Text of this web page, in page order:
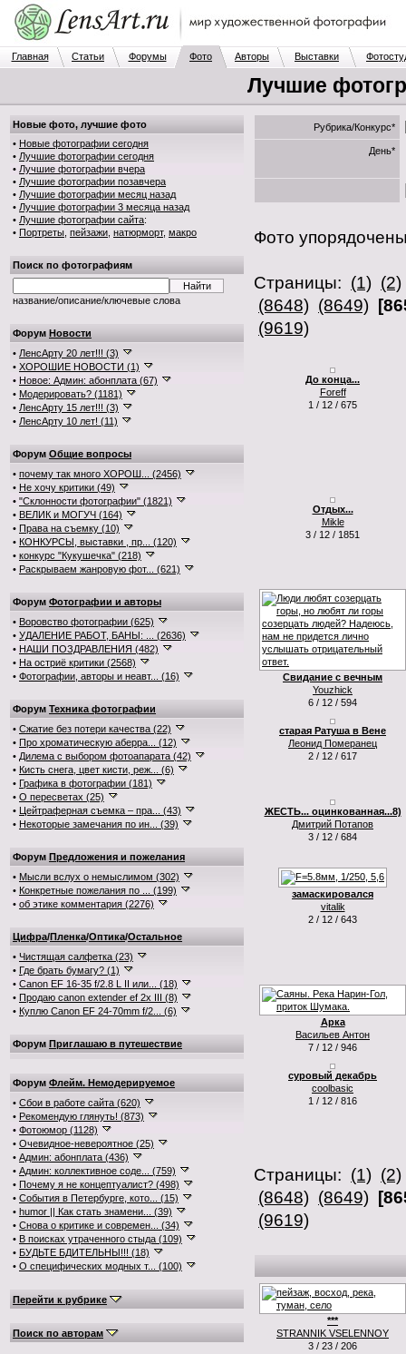
Главная Статьи Форумы Фото Авторы Выставки
Лучшие
Новые фото, лучшие фото
• Новые фотографии сегодня
• Лучшие фотографии сегодня
• Лучшие фотографии вчера
• Лучшие фотографии позавчера
• Лучшие фотографии месяц назад
• Лучшие фотографии 3 месяца назад
• Лучшие фотографии сайта:
• Портреты пейзажи натюрморт, макро
Поиск по фотографиям
название/описание/ключевые слова
Форум Новости
• ЛенсАрту 20 лет!!! (3)
• ХОРОШИЕ НОВОСТИ (1)
• Новое: Админ: абонплата (67)
• Модерировать? (1181)
• ЛенсАрту 15 лет!!! (3)
• ЛенсАрту 10 лет! (11)
Форум Общие вопросы
• почему так много ХОРОШ... (2456)
• Не хочу критики (49)
• "Склонности фотографии" (1821)
• ВЕЛИК и МОГУЧ (164)
• Права на съемку (10)
• КОНКУРСЫ, выставки , пр... (120)
• конкурс "Кукушечка" (218)
• Раскрываем жанровую фот... (621)
Форум Фотографии и авторы
• Воровство фотографии (625)
• УДАЛЕНИЕ РАБОТ, БАНЫ: ... (2636)
• НАШИ ПОЗДРАВЛЕНИЯ (482)
• На остриё критики (2568)
• Фотографии, авторы и неавт... (16)
Форум Техника фотографии
• Сжатие без потери качества (22)
• Про хроматическую аберра... (12)
• Дилема с выбором фотоапарата (42)
• Кисть снега, цвет кисти, реж... (6)
• Графика в фотографии (181)
• О пересветах (25)
• Цейтраферная съемка – пра... (43)
• Некоторые замечания по ин... (39)
Форум Предложения и пожелания
• Мысли вслух о немыслимом (302)
• Конкретные пожелания по ... (199)
• об этике комментария (2276)
Цифра/Пленка/Оптика/Остальное
• Чистящая салфетка (23)
• Где брать бумагу? (1)
• Canon EF 16-35 f/2.8 L II или... (18)
• Продаю canon extender ef 2x III (8)
• Куплю Canon EF 24-70mm f/2... (6)
Форум Приглашаю в путешествие
Форум Флейм. Немодерируемое
• Сбои в работе сайта (620)
• Рекомендую глянуть! (873)
• Фотоюмор (1128)
• Очевидное-невероятное (25)
• Админ: абонплата (436)
• Админ: коллективное соде... (759)
• Почему я не концептуалист? (498)
• События в Петербурге, кото... (15)
• humor || Как стать знамени... (39)
• Снова о критике и современ... (34)
• В поисках утраченного стыда (109)
• БУДЬТЕ БДИТЕЛЬНЫ!!! (18)
• О специфических модных т... (100)
Перейти к рубрике
Поиск по авторам
Рубрика/Конкурс*
День*
Фото
Страницы: (1) (2)
(8648) (8649)
(9619)
До конца...
Foreff
1 / 12 / 675
Отдых...
Mikle
3 / 12 / 1851
Свидание с вечным
Youzhick
6 / 12 / 594
старая Ратуша в Вене
Леонид Померанец
2 / 12 / 617
ЖЕСТЬ... оцинкованная...8)
Дмитрий Потапов
3 / 12 / 684
замаскировался
vitalik
2 / 12 / 643
Арка
Васильев Антон
7 / 12 / 946
суровый декабрь
coolbasic
1 / 12 / 816
Страницы: (1) (2)
(8648) (8649)
(9619)
***
STRANNIK VSELENNOY
3 / 23 / 206